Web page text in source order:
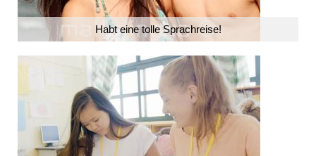
Habt eine tolle Sprachreise!